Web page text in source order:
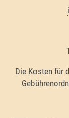
Die Kosten für